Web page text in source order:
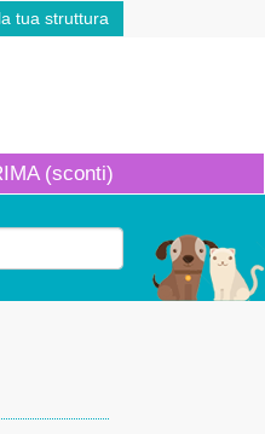
tua struttura
(sconti)